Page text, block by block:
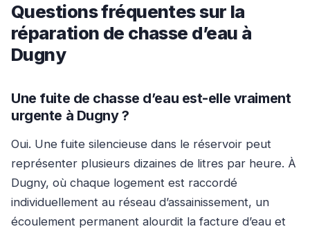
Questions fréquentes sur la
réparation de chasse d’eau à
Dugny
Une fuite de chasse d’eau est-elle vraiment
urgente à Dugny ?
Oui. Une fuite silencieuse dans le réservoir peut
représenter plusieurs dizaines de litres par heure. À
Dugny, où chaque logement est raccordé
individuellement au réseau d’assainissement, un
écoulement permanent alourdit la facture d’eau et